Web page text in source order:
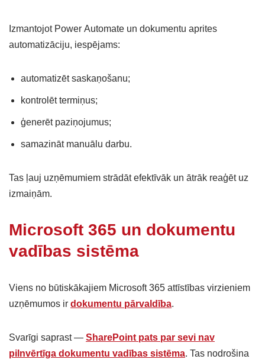
Izmantojot Power Automate un dokumentu aprites
automatizāciju, iespējams:
automatizēt saskaņošanu;
kontrolēt termiņus;
ģenerēt paziņojumus;
samazināt manuālu darbu.
Tas ļauj uzņēmumiem strādāt efektīvāk un ātrāk reaģēt uz
izmaiņām.
Microsoft 365 un dokumentu
vadības sistēma
Viens no būtiskākajiem Microsoft 365 attīstības virzieniem
uzņēmumos ir dokumentu pārvaldība.
Svarīgi saprast — SharePoint pats par sevi nav
pilnvērtīga dokumentu vadības sistēma. Tas nodrošina